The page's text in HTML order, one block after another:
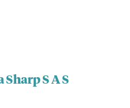
S A S